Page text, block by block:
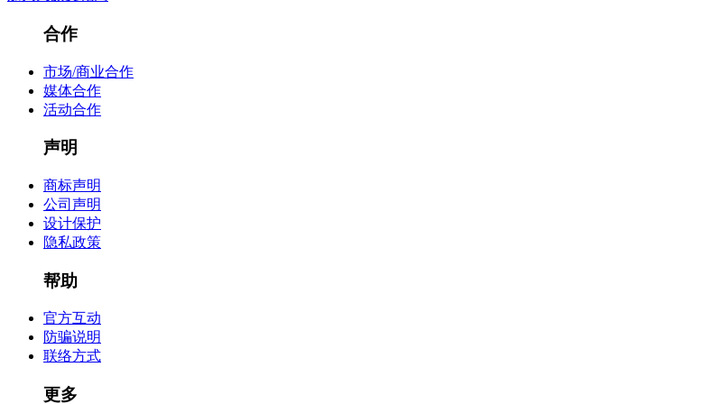
合作
市场/商业合作
媒体合作
活动合作
声明
商标声明
公司声明
设计保护
隐私政策
帮助
官方互动
防骗说明
联络方式
更多